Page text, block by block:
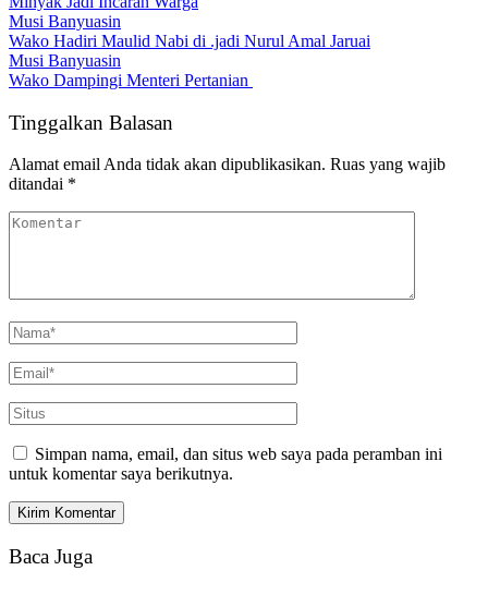
Musi Banyuasin
Wako Hadiri Maulid Nabi di .jadi Nurul Amal Jaruai
Musi Banyuasin
Wako Dampingi Menteri Pertanian
Tinggalkan Balasan
Alamat email Anda tidak akan dipublikasikan. Ruas yang wajib
ditandai *
Simpan nama, email, dan situs web saya pada peramban ini
untuk komentar saya berikutnya.
Baca Juga